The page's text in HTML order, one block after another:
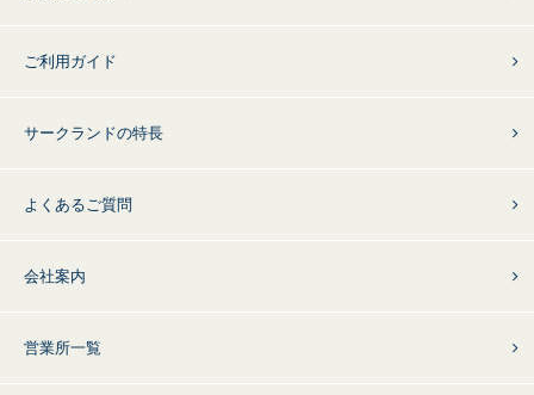
ご利用ガイド
サークランドの特長
よくあるご質問
会社案内
営業所一覧